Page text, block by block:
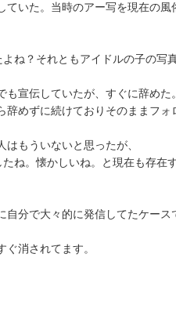
いた。当時のアー写を現在の風
ね？それともアイドルの子の写
宣伝していたが、すぐに辞めた。
めずに続けておりそのままフォ
もういないと思ったが、
ね。懐かしいね。と現在も存在
分で大々的に発信してたケース
消されてます。